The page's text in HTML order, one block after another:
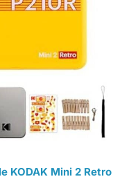
KODAK Mini 2 Retro